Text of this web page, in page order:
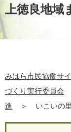
上徳良地域
みはら市民協働サ
づくり実行委員会
進
＞ いこいの